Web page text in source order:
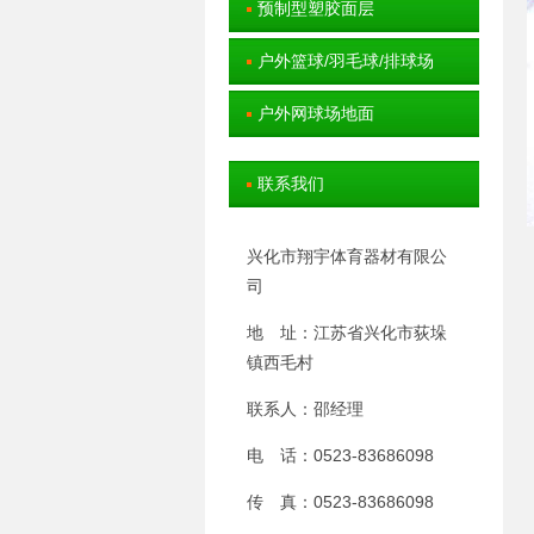
预制型塑胶面层
户外篮球/羽毛球/排球场
户外网球场地面
联系我们
兴化市翔宇体育器材有限公
司
地 址：江苏省兴化市荻垛
镇西毛村
联系人：邵经理
电 话：0523-83686098
传 真：0523-83686098